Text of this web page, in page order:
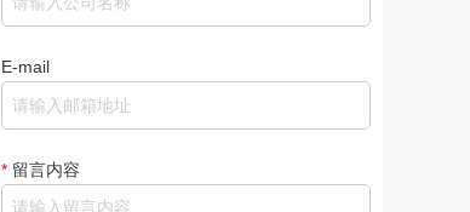
E-mail
* 留言内容